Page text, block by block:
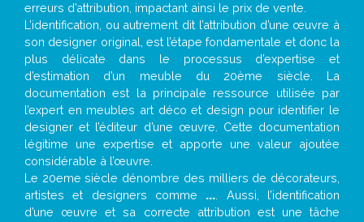
erreurs d’attribution, impactant ainsi le prix de vente.
L’identification, ou autrement dit l’attribution d’une œuvre à
son designer original, est l’étape fondamentale et donc la
plus délicate dans le processus d’expertise et
d’estimation d’un meuble du 20ème siècle. La
documentation est la principale ressource utilisée par
l’expert en meubles art déco et design pour identifier le
designer et l’éditeur d’une œuvre. Cette documentation
légitime une expertise et apporte une valeur ajoutée
considérable à l’œuvre.
Le 20eme siècle dénombre des milliers de décorateurs,
artistes et designers comme ... . Aussi, l’identification
d’une œuvre et sa correcte attribution est une tâche